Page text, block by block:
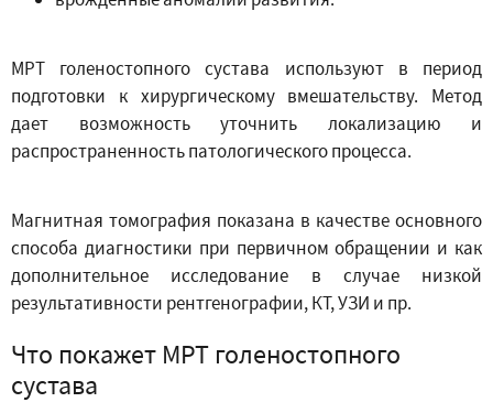
МРТ голеностопного сустава используют в период
подготовки к хирургическому вмешательству. Метод
дает возможность уточнить локализацию и
распространенность патологического процесса.
Магнитная томография показана в качестве основного
способа диагностики при первичном обращении и как
дополнительное исследование в случае низкой
результативности рентгенографии, КТ, УЗИ и пр.
Что покажет МРТ голеностопного
сустава